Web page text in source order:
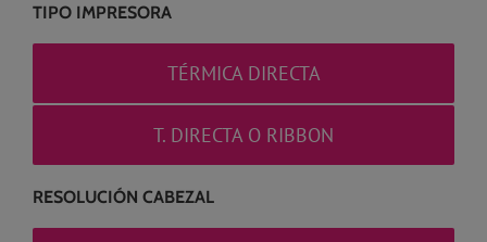
TIPO IMPRESORA
TÉRMICA DIRECTA
T. DIRECTA O RIBBON
RESOLUCIÓN CABEZAL